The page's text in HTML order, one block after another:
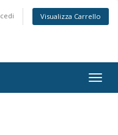
Visualizza Carrello